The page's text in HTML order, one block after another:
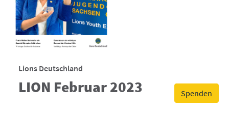
Spenden
Lions Deutschland
LION Februar 2023